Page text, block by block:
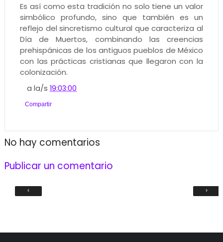
Es así como esta tradición no solo tiene un valor
simbólico profundo, sino que también es un
reflejo del sincretismo cultural que caracteriza al
Día de Muertos, combinando las creencias
prehispánicas de los antiguos pueblos de México
con las prácticas cristianas que llegaron con la
colonización.
a la/s19:03:00
Compartir
No hay comentarios
Publicar un comentario
‹ ›